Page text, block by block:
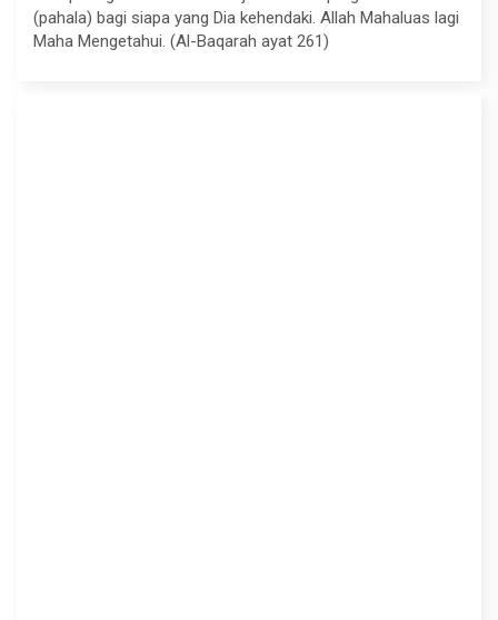
(pahala) bagi siapa yang Dia kehendaki. Allah Mahaluas lagi
Maha Mengetahui. (Al-Baqarah ayat 261)